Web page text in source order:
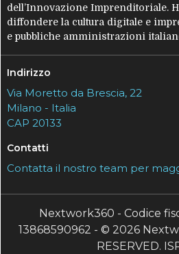
dell’Innovazione Imprenditoriale.
diffondere la cultura digitale e
e pubbliche amministrazioni
Indirizzo
Via Moretto da Brescia, 22
Milano - Italia
CAP 20133
Contatti
Contatta il nostro team per
Nextwork360 - Codice
13868590962 - © 2026
RESERVED.